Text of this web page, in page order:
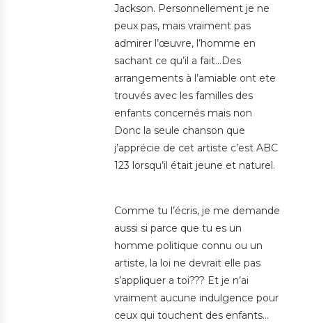
Jackson. Personnellement je ne
peux pas, mais vraiment pas
admirer l’œuvre, l’homme en
sachant ce qu’il a fait…Des
arrangements à l’amiable ont ete
trouvés avec les familles des
enfants concernés mais non
Donc la seule chanson que
j’apprécie de cet artiste c’est ABC
123 lorsqu’il était jeune et naturel.
Comme tu l’écris, je me demande
aussi si parce que tu es un
homme politique connu ou un
artiste, la loi ne devrait elle pas
s’appliquer a toi??? Et je n’ai
vraiment aucune indulgence pour
ceux qui touchent des enfants…